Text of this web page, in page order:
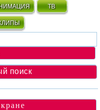
ТВ
поиск